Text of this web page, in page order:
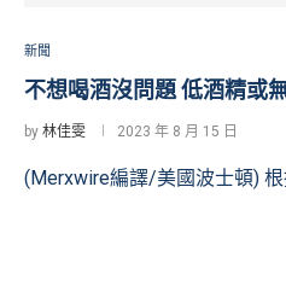
新聞
不想喝酒沒問題 低酒精或
by 林佳雯 2023 年 8 月 15 日
(Merxwire編譯/美國波士頓)